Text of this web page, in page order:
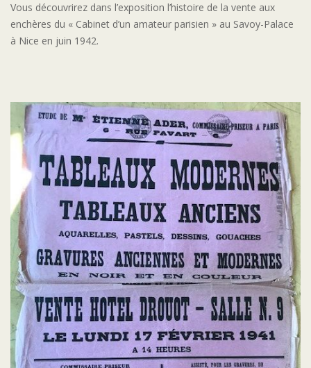
Vous découvrirez dans l’exposition l’histoire de la vente aux
enchères du « Cabinet d’un amateur parisien » au Savoy-Palace
à Nice en juin 1942.